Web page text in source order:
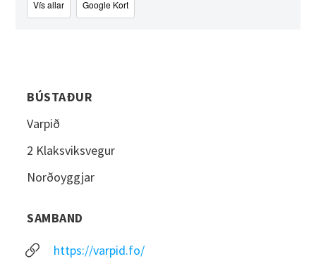
Vís allar Google Kort
BÚSTAÐUR
Varpið
2 Klaksviksvegur
Norðoyggjar
SAMBAND
https://varpid.fo/